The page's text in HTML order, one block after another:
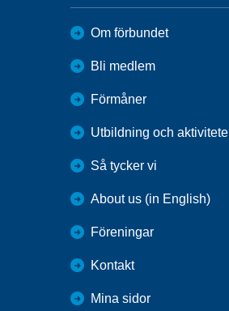
Om förbundet
Bli medlem
Förmåner
Utbildning och
Så tycker vi
About us (in English)
Föreningar
Kontakt
Mina sidor